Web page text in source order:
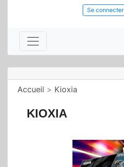
Se connecter
Accueil > Kioxia
KIOXIA